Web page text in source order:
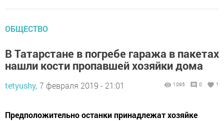
ОБЩЕСТВО
В Татарстане в погребе гаража в пакетах
нашли кости пропавшей хозяйки дома
tetyushy, 7 февраля 2019 - 21:01 1095 0 1
Предположительно останки принадлежат хозяйке